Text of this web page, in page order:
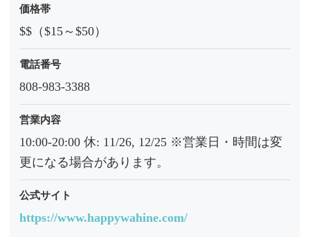
価格帯
$$（$15～$50）
電話番号
808-983-3388
営業内容
10:00-20:00 休: 11/26, 12/25 ※営業日・時間は変
更になる場合があります。
公式サイト
https://www.happywahine.com/